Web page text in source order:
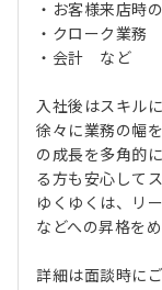
・お客様来店時
・クローク業務
・会計 など
入社後はスキル
徐々に業務の幅
の成長を多角的
る方も安心して
ゆくゆくは、リ
などへの昇格をめ
詳細は面談時に